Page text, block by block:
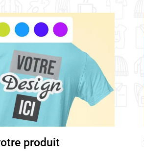
produit